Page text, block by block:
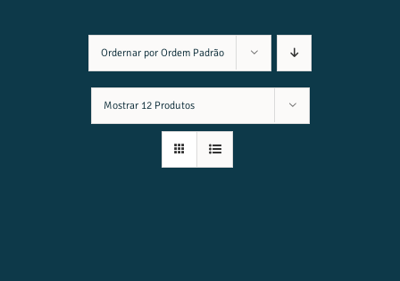
Ordernar por Ordem Padrão
Mostrar 12 Produtos